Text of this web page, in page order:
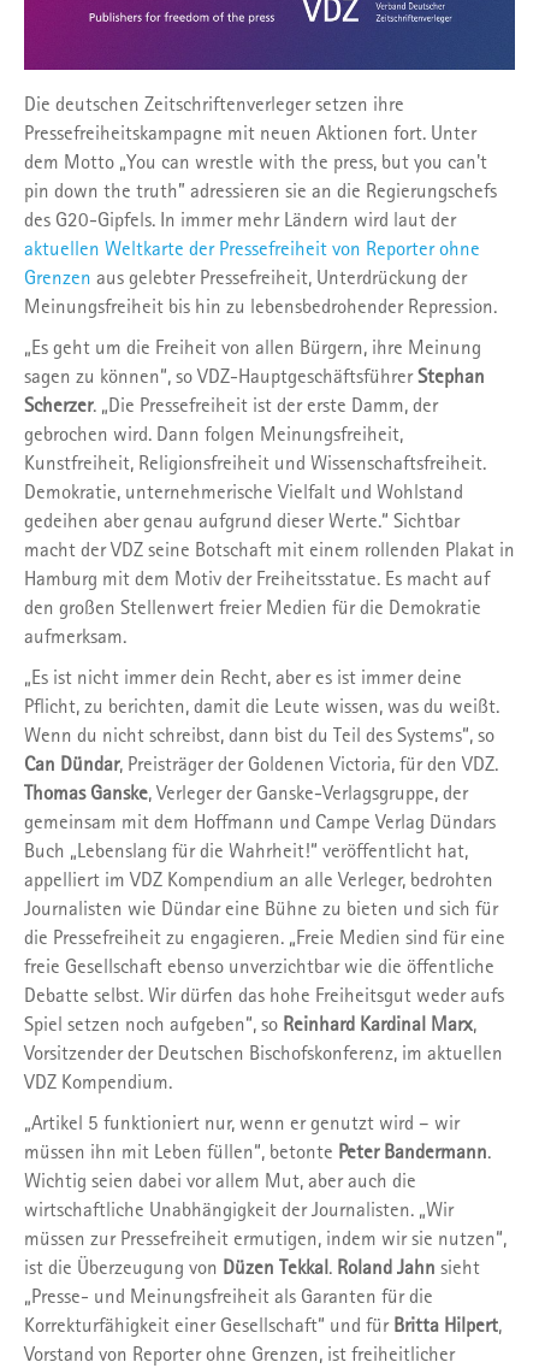
Die deutschen Zeitschriftenverleger setzen ihre
Pressefreiheitskampagne mit neuen Aktionen fort. Unter
dem Motto „You can wrestle with the press, but you can't
pin down the truth” adressieren sie an die Regierungschefs
des G20-Gipfels. In immer mehr Ländern wird laut der
aktuellen Weltkarte der Pressefreiheit von Reporter ohne
Grenzen aus gelebter Pressefreiheit, Unterdrückung der
Meinungsfreiheit bis hin zu lebensbedrohender Repression.
„Es geht um die Freiheit von allen Bürgern, ihre Meinung
sagen zu können“, so VDZ-HauptgeschäftsführerStephan
Scherzer. „Die Pressefreiheit ist der erste Damm, der
gebrochen wird. Dann folgen Meinungsfreiheit,
Kunstfreiheit, Religionsfreiheit und Wissenschaftsfreiheit.
Demokratie, unternehmerische Vielfalt und Wohlstand
gedeihen aber genau aufgrund dieser Werte.“ Sichtbar
macht der VDZ seine Botschaft mit einem rollenden Plakat in
Hamburg mit dem Motiv der Freiheitsstatue. Es macht auf
den großen Stellenwert freier Medien für die Demokratie
aufmerksam.
„Es ist nicht immer dein Recht, aber es ist immer deine
Pflicht, zu berichten, damit die Leute wissen, was du weißt.
Wenn du nicht schreibst, dann bist du Teil des Systems“, so
Can Dündar, Preisträger der Goldenen Victoria, für den VDZ.
Thomas Ganske, Verleger der Ganske-Verlagsgruppe, der
gemeinsam mit dem Hoffmann und Campe Verlag Dündars
Buch „Lebenslang für die Wahrheit!“ veröffentlicht hat,
appelliert im VDZ Kompendium an alle Verleger, bedrohten
Journalisten wie Dündar eine Bühne zu bieten und sich für
die Pressefreiheit zu engagieren. „Freie Medien sind für eine
freie Gesellschaft ebenso unverzichtbar wie die öffentliche
Debatte selbst. Wir dürfen das hohe Freiheitsgut weder aufs
Spiel setzen noch aufgeben“, so Reinhard Kardinal Marx,
Vorsitzender der Deutschen Bischofskonferenz, im aktuellen
VDZ Kompendium.
„Artikel 5 funktioniert nur, wenn er genutzt wird – wir
müssen ihn mit Leben füllen“, betonte Peter Bandermann.
Wichtig seien dabei vor allem Mut, aber auch die
wirtschaftliche Unabhängigkeit der Journalisten. „Wir
müssen zur Pressefreiheit ermutigen, indem wir sie nutzen“,
ist die Überzeugung von Düzen Tekkal. Roland Jahn sieht
„Presse- und Meinungsfreiheit als Garanten für die
Korrekturfähigkeit einer Gesellschaft“ und für Britta Hilpert,
Vorstand von Reporter ohne Grenzen, ist freiheitlicher